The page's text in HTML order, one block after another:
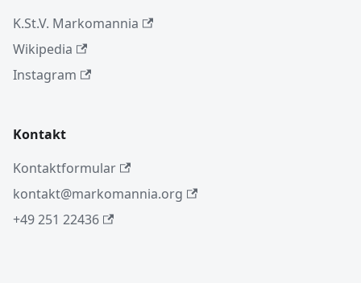
K.St.V. Markomannia
Wikipedia
Instagram
Kontakt
Kontaktformular
kontakt@markomannia.org
+49 251 22436